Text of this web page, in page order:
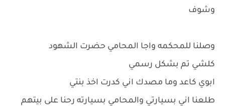
وشوف
وصلنا للمحكمه واجا المحامي حضرت الشهود
كلشي تم بشكل رسمي
ابوي كاعد وما مصدك اني كدرت اخذ بنتي
طلعنا اني بسيارتي والمحامي بسيارته رحنا على بيتهم